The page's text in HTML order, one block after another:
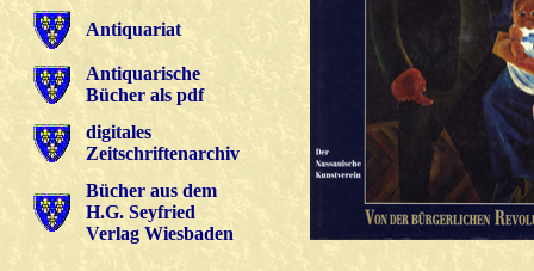
Antiquariat
Antiquarische
Bücher als pdf
digitales
Zeitschriftenarchiv
Bücher aus dem
H.G. Seyfried
Verlag Wiesbaden